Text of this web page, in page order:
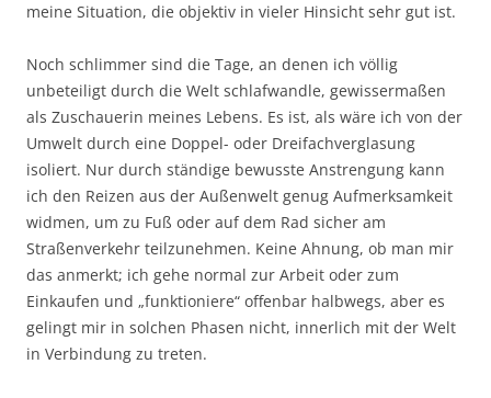
meine Situation, die objektiv in vieler Hinsicht sehr gut ist.
Noch schlimmer sind die Tage, an denen ich völlig
unbeteiligt durch die Welt schlafwandle, gewissermaßen
als Zuschauerin meines Lebens. Es ist, als wäre ich von der
Umwelt durch eine Doppel- oder Dreifachverglasung
isoliert. Nur durch ständige bewusste Anstrengung kann
ich den Reizen aus der Außenwelt genug Aufmerksamkeit
widmen, um zu Fuß oder auf dem Rad sicher am
Straßenverkehr teilzunehmen. Keine Ahnung, ob man mir
das anmerkt; ich gehe normal zur Arbeit oder zum
Einkaufen und „funktioniere“ offenbar halbwegs, aber es
gelingt mir in solchen Phasen nicht, innerlich mit der Welt
in Verbindung zu treten.